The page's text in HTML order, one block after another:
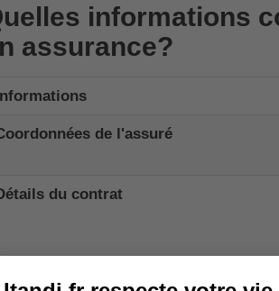
informations
assurance?
de l'assuré
du contrat